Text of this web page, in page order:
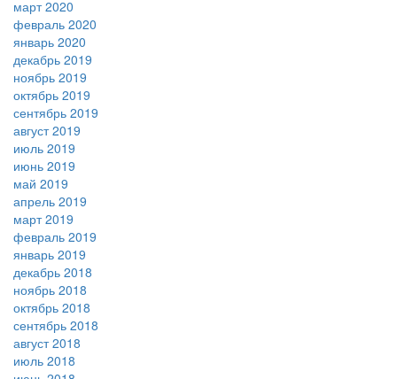
март 2020
февраль 2020
январь 2020
декабрь 2019
ноябрь 2019
октябрь 2019
сентябрь 2019
август 2019
июль 2019
июнь 2019
май 2019
апрель 2019
март 2019
февраль 2019
январь 2019
декабрь 2018
ноябрь 2018
октябрь 2018
сентябрь 2018
август 2018
июль 2018